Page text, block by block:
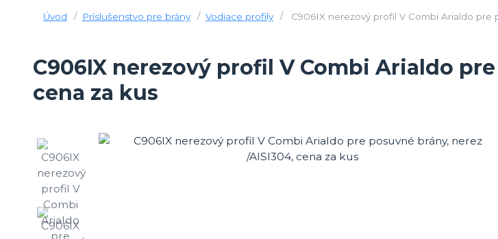
Úvod Príslušenstvo pre brány Vodiace profily C906IX nerezový profil V Combi Arialdo
C906IX nerezový profil V Combi Arialdo
cena za kus